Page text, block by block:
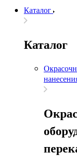
Каталог
Каталог